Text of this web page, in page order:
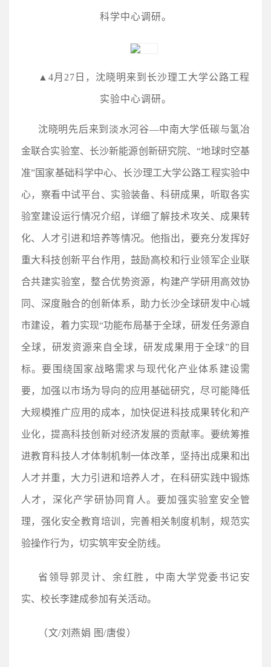
科学中心调研。
▲ 4月27日，沈晓明来到长沙理工大学公路工程
实验中心调研。
沈晓明先后来到淡水河谷—中南大学低碳与氢冶
金联合实验室、长沙新能源创新研究院、“地球时空基
准”国家基础科学中心、长沙理工大学公路工程实验中
心，察看中试平台、实验装备、科研成果，听取各实
验室建设运行情况介绍，详细了解技术攻关、成果转
化、人才引进和培养等情况。他指出，要充分发挥好
重大科技创新平台作用，鼓励高校和行业领军企业联
合共建实验室，整合优势资源，构建产学研用高效协
同、深度融合的创新体系，助力长沙全球研发中心城
市建设，着力实现“功能布局基于全球，研发任务源自
全球，研发资源来自全球，研发成果用于全球”的目
标。要围绕国家战略需求与现代化产业体系建设需
要，加强以市场为导向的应用基础研究，尽可能降低
大规模推广应用的成本，加快促进科技成果转化和产
业化，提高科技创新对经济发展的贡献率。要统筹推
进教育科技人才体制机制一体改革，坚持出成果和出
人才并重，大力引进和培养人才，在科研实践中锻炼
人才，深化产学研协同育人。要加强实验室安全管
理，强化安全教育培训，完善相关制度机制，规范实
验操作行为，切实筑牢安全防线。
省领导郭灵计、余红胜，中南大学党委书记安
实、校长李建成参加有关活动。
（文/刘燕娟 图/唐俊）